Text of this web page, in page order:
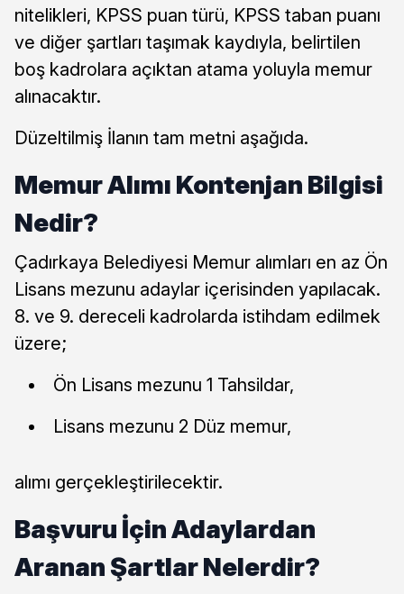
nitelikleri, KPSS puan türü, KPSS taban puanı
ve diğer şartları taşımak kaydıyla, belirtilen
boş kadrolara açıktan atama yoluyla memur
alınacaktır.
Düzeltilmiş İlanın tam metni aşağıda.
Memur Alımı Kontenjan Bilgisi
Nedir?
Çadırkaya Belediyesi Memur alımları en az Ön
Lisans mezunu adaylar içerisinden yapılacak.
8. ve 9. dereceli kadrolarda istihdam edilmek
üzere;
Ön Lisans mezunu 1 Tahsildar,
Lisans mezunu 2 Düz memur,
alımı gerçekleştirilecektir.
Başvuru İçin Adaylardan
Aranan Şartlar Nelerdir?